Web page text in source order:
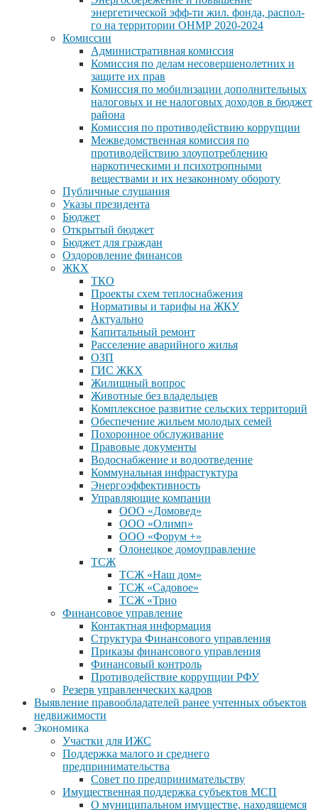
энергетической эфф-ти жил. фонда, распол-
го на территории ОНМР 2020-2024
Комиссии
Административная комиссия
Комиссия по делам несовершенолетних и
защите их прав
Комиссия по мобилизации дополнительных
налоговых и не налоговых доходов в бюджет
района
Комиссия по противодействию коррупции
Межведомственная комиссия по
противодействию злоупотреблению
наркотическими и психотропными
веществами и их незаконному обороту
Публичные слушания
Указы президента
Бюджет
Открытый бюджет
Бюджет для граждан
Оздоровление финансов
ЖКХ
ТКО
Проекты схем теплоснабжения
Нормативы и тарифы на ЖКУ
Актуально
Капитальный ремонт
Расселение аварийного жилья
ОЗП
ГИС ЖКХ
Жилищный вопрос
Животные без владельцев
Комплексное развитие сельских территорий
Обеспечение жильем молодых семей
Похоронное обслуживание
Правовые документы
Водоснабжение и водоотведение
Коммунальная инфрастуктура
Энергоэффективность
Управляющие компании
ООО «Домовед»
ООО «Олимп»
ООО «Форум +»
Олонецкое домоуправление
ТСЖ
ТСЖ «Наш дом»
ТСЖ «Садовое»
ТСЖ «Трио
Финансовое управление
Контактная информация
Структура Финансового управления
Приказы финансового управления
Финансовый контроль
Противодействие коррупции РФУ
Резерв управленческих кадров
Выявление правообладателей ранее учтенных объектов
недвижимости
Экономика
Участки для ИЖС
Поддержка малого и среднего
предпринимательства
Совет по предпринимательству
Имущественная поддержка субъектов МСП
О муниципальном имуществе, находящемся